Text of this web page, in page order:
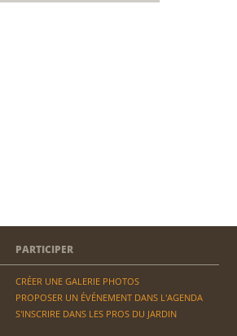
PARTICIPER
CRÉER UNE GALERIE PHOTOS
PROPOSER UN ÉVÉNEMENT DANS L'AGENDA
S'INSCRIRE DANS LES PROS DU JARDIN